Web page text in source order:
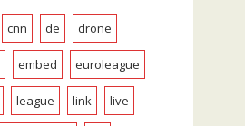
cnn de drone
embed euroleague
league link live